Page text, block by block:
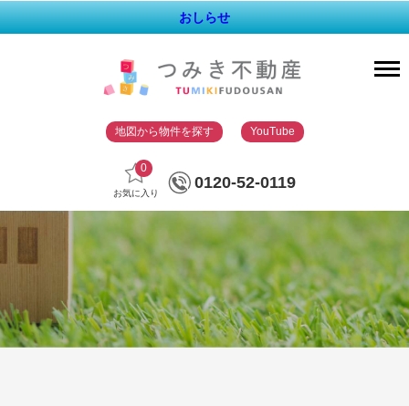
おしらせ
地図から物件を探す YouTube
0
お気に入り
0120-52-0119